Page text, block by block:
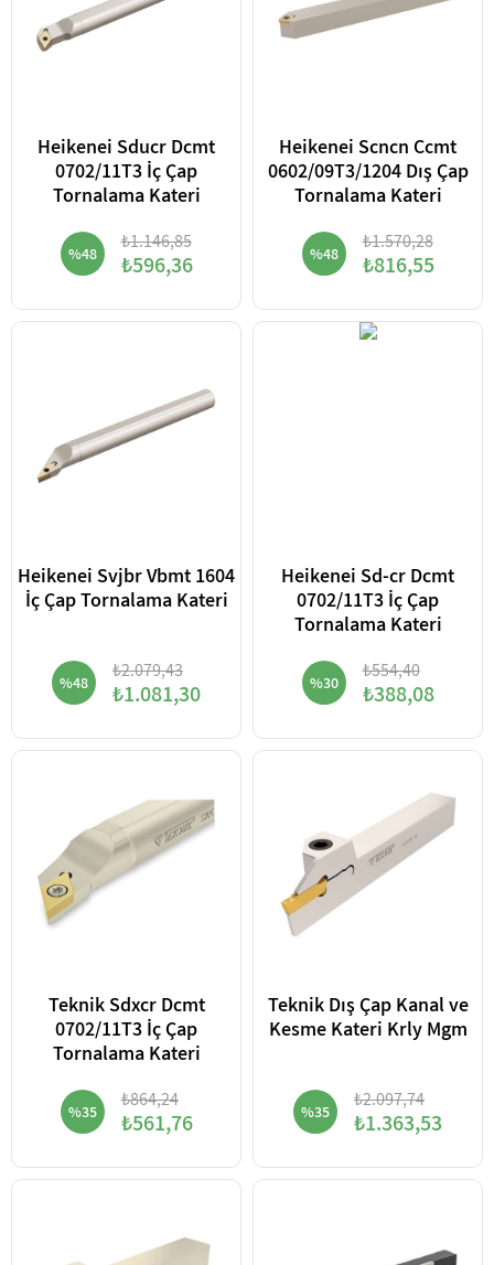
Heikenei Sducr Dcmt
0702/11T3 İç Çap
Tornalama Kateri
%48 ₺1.146,85
₺596,36
Heikenei Scncn Ccmt
0602/09T3/1204 Dış Çap
Tornalama Kateri
%48 ₺1.570,28
₺816,55
Heikenei Svjbr Vbmt 1604
İç Çap Tornalama Kateri
%48 ₺2.079,43
₺1.081,30
Heikenei Sd-cr Dcmt
0702/11T3 İç Çap
Tornalama Kateri
%30 ₺554,40
₺388,08
Teknik Sdxcr Dcmt
0702/11T3 İç Çap
Tornalama Kateri
%35 ₺864,24
₺561,76
Teknik Dış Çap Kanal ve
Kesme Kateri Krly Mgm
%35 ₺2.097,74
₺1.363,53